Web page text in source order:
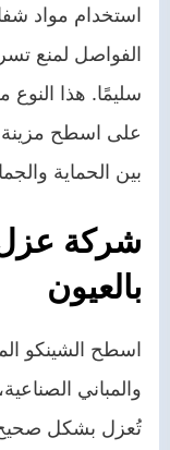
استخدام مواد
الفواصل لمنع
سليمًا. هذا النوع
على اسطح مزينة
بين الحماية
شركة
بالعيون
اسطح الشينكو
والمباني
تُعزل بشكل